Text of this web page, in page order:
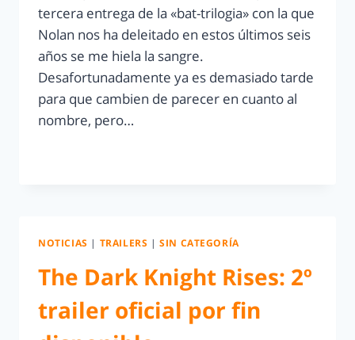
tercera entrega de la «bat-trilogia» con la que
Nolan nos ha deleitado en estos últimos seis
años se me hiela la sangre.
Desafortunadamente ya es demasiado tarde
para que cambien de parecer en cuanto al
nombre, pero…
NOTICIAS | TRAILERS |SIN CATEGORÍA
The Dark Knight Rises: 2º
trailer oficial por fin